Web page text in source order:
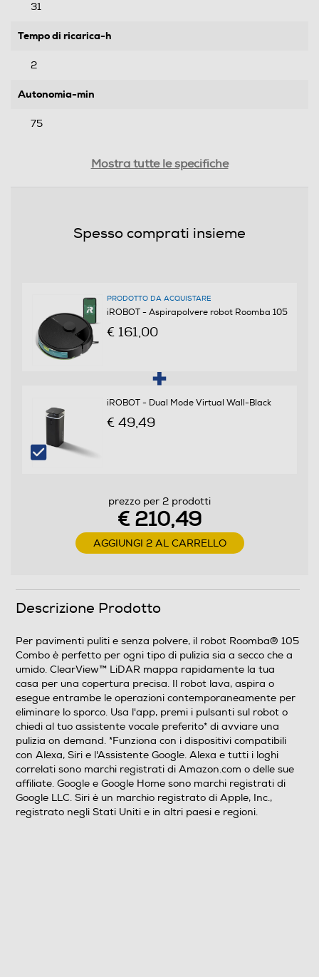
31
Tempo di ricarica-h
2
Autonomia-min
75
Sistema anti-ingarbugliamento
Filtro lavabile rimovibile
Altre funzioni
Rimuove lo sporco per una pulizia semplice Potenza di
aspirazione 70 volte superiore* *Rispetto ai robot
Roomba® serie 600 Aspirazione, lavaggio o entrambi
Mappatura veloce e intelligente Rileva ed evita i tappeti
durante il lavaggio Navigazione con ClearView™ LiDAR
4 livelli di aspirazione 3 livelli dell'acqua
Descrizione
Altre descrizioni strutturali
Capacità contenitore dello sporco asciutto 400 ml
Capacità serbatoio dei liquidi 200 ml
Mostra tutte le specifiche
Spesso comprati insieme
PRODOTTO DA ACQUISTARE
iROBOT - Aspirapolvere robot Roomba 105
€ 161,00
iROBOT - Dual Mode Virtual Wall-Black
€ 49,49
prezzo per 2 prodotti
€ 210,49
AGGIUNGI 2 AL CARRELLO
Descrizione Prodotto
Per pavimenti puliti e senza polvere, il robot Roomba® 105
Combo è perfetto per ogni tipo di pulizia sia a secco che a
umido. ClearView™ LiDAR mappa rapidamente la tua
casa per una copertura precisa. Il robot lava, aspira o
esegue entrambe le operazioni contemporaneamente per
eliminare lo sporco. Usa l'app, premi i pulsanti sul robot o
chiedi al tuo assistente vocale preferito* di avviare una
pulizia on demand. *Funziona con i dispositivi compatibili
con Alexa, Siri e l'Assistente Google. Alexa e tutti i loghi
correlati sono marchi registrati di Amazon.com o delle sue
affiliate. Google e Google Home sono marchi registrati di
Google LLC. Siri è un marchio registrato di Apple, Inc.,
registrato negli Stati Uniti e in altri paesi e regioni.